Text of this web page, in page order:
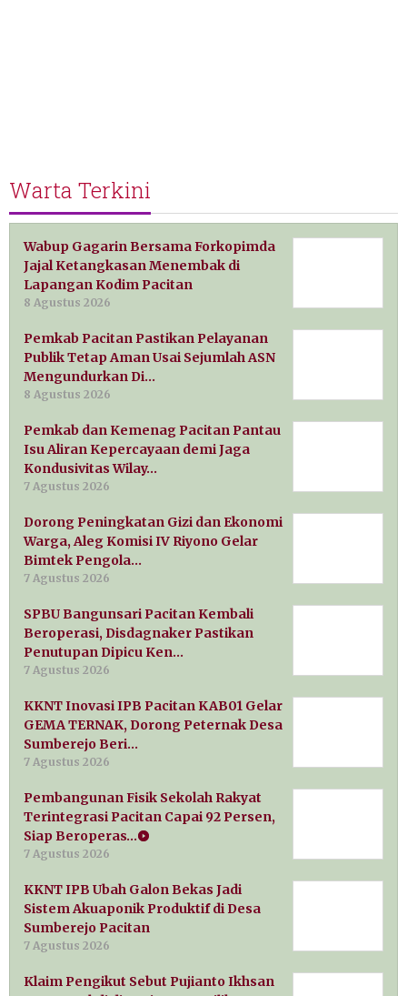
Warta Terkini
Wabup Gagarin Bersama Forkopimda
Jajal Ketangkasan Menembak di
Lapangan Kodim Pacitan
8 Agustus 2026
Pemkab Pacitan Pastikan Pelayanan
Publik Tetap Aman Usai Sejumlah ASN
Mengundurkan Di…
8 Agustus 2026
Pemkab dan Kemenag Pacitan Pantau
Isu Aliran Kepercayaan demi Jaga
Kondusivitas Wilay…
7 Agustus 2026
Dorong Peningkatan Gizi dan Ekonomi
Warga, Aleg Komisi IV Riyono Gelar
Bimtek Pengola…
7 Agustus 2026
SPBU Bangunsari Pacitan Kembali
Beroperasi, Disdagnaker Pastikan
Penutupan Dipicu Ken…
7 Agustus 2026
KKNT Inovasi IPB Pacitan KAB01 Gelar
GEMA TERNAK, Dorong Peternak Desa
Sumberejo Beri…
7 Agustus 2026
Pembangunan Fisik Sekolah Rakyat
Terintegrasi Pacitan Capai 92 Persen,
Siap Beroperas…
7 Agustus 2026
KKNT IPB Ubah Galon Bekas Jadi
Sistem Akuaponik Produktif di Desa
Sumberejo Pacitan
7 Agustus 2026
Klaim Pengikut Sebut Pujianto Ikhsan